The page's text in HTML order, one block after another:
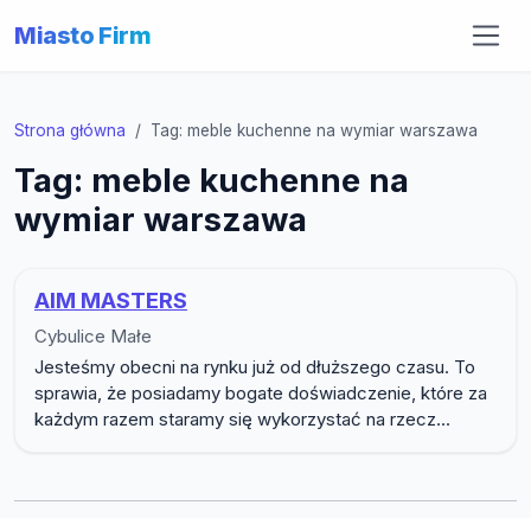
Miasto Firm
Strona główna Tag: meble kuchenne na wymiar warszawa
Tag: meble kuchenne na
wymiar warszawa
AIM MASTERS
Cybulice Małe
Jesteśmy obecni na rynku już od dłuższego czasu. To
sprawia, że posiadamy bogate doświadczenie, które za
każdym razem staramy się wykorzystać na rzecz...